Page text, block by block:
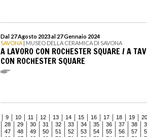
Dal 27 Agosto 2023 al 27 Gennaio 2024
SAVONA | MUSEO DELLA CERAMICA DI SAVONA
A LAVORO CON ROCHESTER SQUARE / A
CON ROCHESTER SQUARE
9 10 11 12 13 14 15 16 17 18 19
20
28 29 30 31 32 33 34 35 36 37 38
47 48 49 50 51 52 53 54 55 56 57